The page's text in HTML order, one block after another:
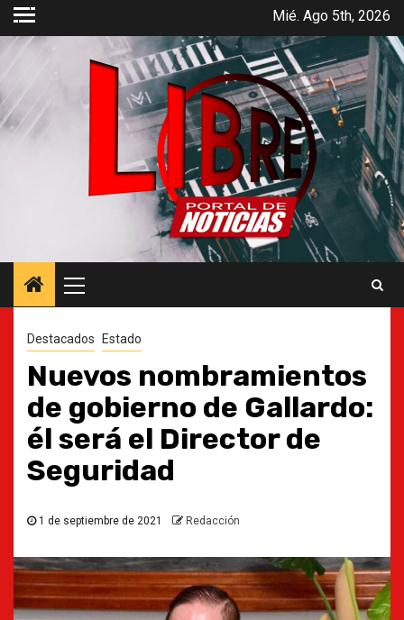
Saltar
contenido
Mié. Ago 5th, 2026
principal
Destacados Estado
Nuevos nombramientos
de gobierno de Gallardo:
él será el Director de
Seguridad
1 de septiembre de 2021 Redacción